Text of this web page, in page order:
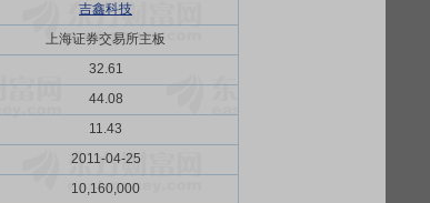
吉鑫科技
上海证券交易所主板
32.61
44.08
11.43
2011-04-25
10,160,000